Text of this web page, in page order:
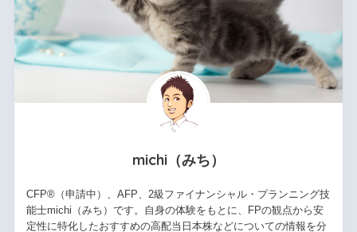
michi（みち）
CFP®（申請中）、AFP、2級ファイナンシャル・プランニング技
能士michi（みち）です。自身の体験をもとに、FPの観点から安
定性に特化したおすすめの高配当日本株などについての情報を分